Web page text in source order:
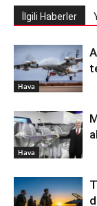
İlgili Haberler
Hava
Hava